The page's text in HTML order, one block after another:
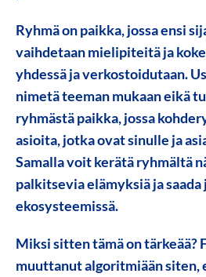
Ryhmä on paikka, jossa ensi
vaihdetaan mielipiteitä ja
yhdessä ja verkostoidutaan.
nimetä teeman mukaan eikä
ryhmästä paikka, jossa
asioita, jotka ovat sinulle ja
Samalla voit kerätä ryhmältä
palkitsevia elämyksiä ja
ekosysteemissä.
Miksi sitten tämä on tärkeää?
muuttanut algoritmiään